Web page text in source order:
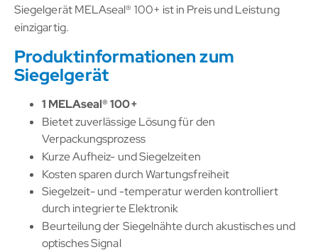
Siegelgerät MELAseal® 100+ ist in Preis und Leistung
einzigartig.
Produktinformationen zum
Siegelgerät
1 MELAseal® 100+
Bietet zuverlässige Lösung für den
Verpackungsprozess
Kurze Aufheiz- und Siegelzeiten
Kosten sparen durch Wartungsfreiheit
Siegelzeit- und -temperatur werden kontrolliert
durch integrierte Elektronik
Beurteilung der Siegelnähte durch akustisches und
optisches Signal